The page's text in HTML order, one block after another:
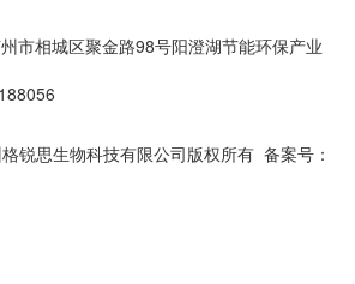
市相城区聚金路98号阳澄湖节能环保产业
锐思生物科技有限公司版权所有 备案号：